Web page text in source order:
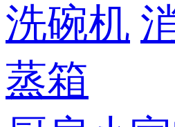
洗碗机
蒸箱